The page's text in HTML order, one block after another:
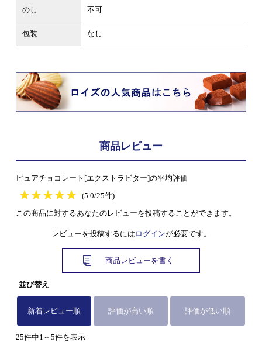
のし 不可
包装 なし
商品レビュー
ピュアチョコレート[エクストラビター]の平均評価
★★★★★
★★★★★ (5.0/25件)
この商品に対するあなたのレビューを投稿することができます。
レビューを投稿するには ログインが必要です。
商品レビューを書く
並び替え
新着レビュー順 評価が高い順 評価が低い順
25件中1～5件を表示